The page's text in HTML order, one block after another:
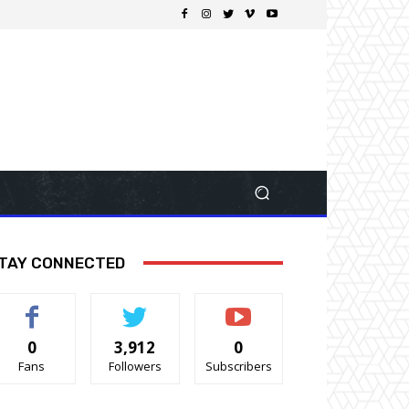
CONNECTED
0
Fans
3,912
Followers
0
Subscribers